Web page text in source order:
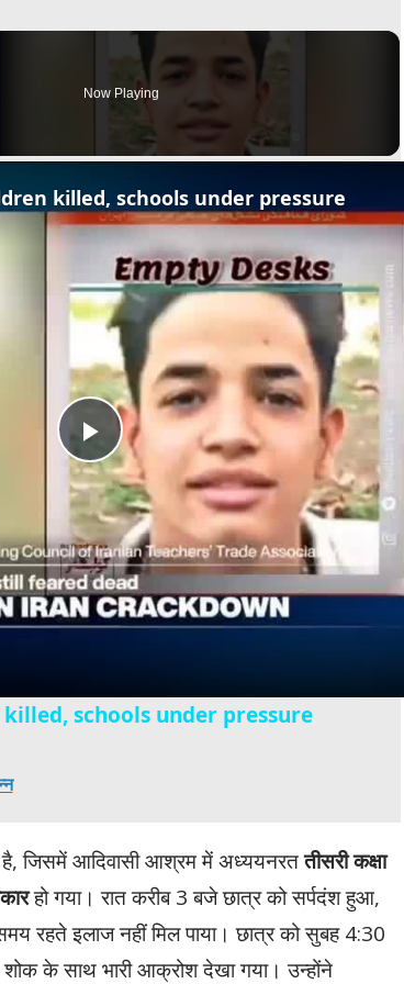
Now Playing
Play
Video
killed, schools under pressure
schools under pressure
है, जिसमें आदिवासी आश्रम में अध्ययनरततीसरी कक्षा
हो गया। रात करीब 3 बजे छात्र को सर्पदंश हुआ,
रहते इलाज नहीं मिल पाया। छात्र को सुबह 4:30
के साथ भारी आक्रोश देखा गया। उन्होंने